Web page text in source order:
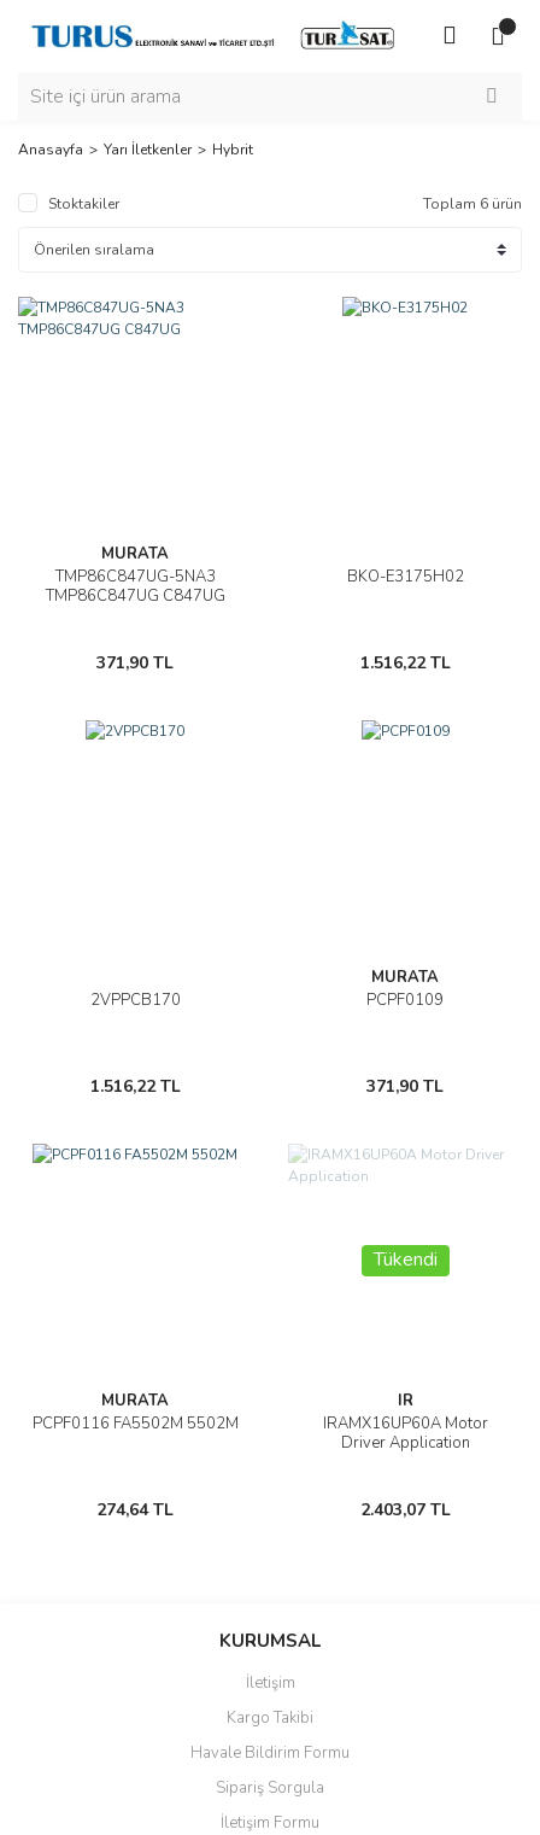
Anasayfa Yarı İletkenler Hybrit
Stoktakiler Toplam 6 ürün
MURATA
TMP86C847UG-5NA3
TMP86C847UG C847UG
371,90 TL
BKO-E3175H02
1.516,22 TL
2VPPCB170
1.516,22 TL
MURATA
PCPF0109
371,90 TL
MURATA
PCPF0116 FA5502M 5502M
274,64 TL
Tükendi
IR
IRAMX16UP60A Motor
Driver Application
2.403,07 TL
KURUMSAL
İletişim
Kargo Takibi
Havale Bildirim Formu
Sipariş Sorgula
İletişim Formu